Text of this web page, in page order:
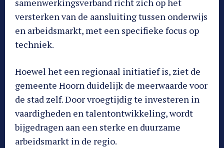
samenwerkingsverband richt zich op het
versterken van de aansluiting tussen onderwijs
en arbeidsmarkt, met een specifieke focus op
techniek.
Hoewel het een regionaal initiatief is, ziet de
gemeente Hoorn duidelijk de meerwaarde voor
de stad zelf. Door vroegtijdig te investeren in
vaardigheden en talentontwikkeling, wordt
bijgedragen aan een sterke en duurzame
arbeidsmarkt in de regio.